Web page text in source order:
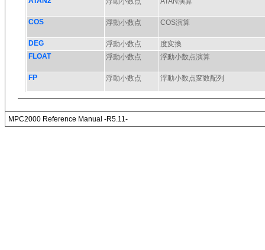
MPC2000 Reference Manual -R5.11-